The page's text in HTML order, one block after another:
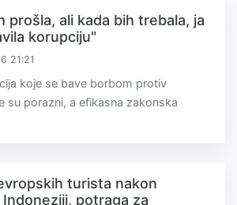
prošla, ali kada bih trebala, ja
korupciju"
21:21
koje se bave borbom protiv
su porazni, a efikasna zakonska
turista nakon
potraga za